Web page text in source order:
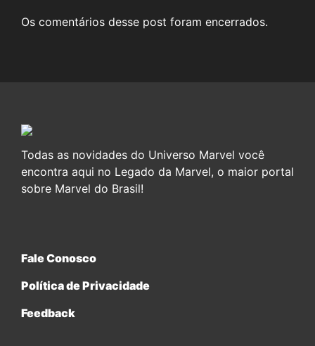
Os comentários desse post foram encerrados.
Todas as novidades do Universo Marvel você
encontra aqui no Legado da Marvel, o maior portal
sobre Marvel do Brasil!
Fale Conosco
Política de Privacidade
Feedback